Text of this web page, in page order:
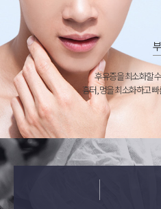
후유증을 최소화할
흉터, 멍을 최소화하고